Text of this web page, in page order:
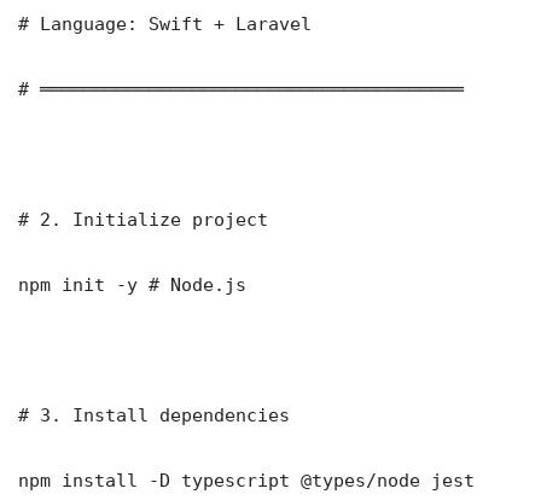
# Language: Swift + Laravel
# ═══════════════════════════════════════
# 2. Initialize project
npm init -y # Node.js
# 3. Install dependencies
npm install -D typescript @types/node jest